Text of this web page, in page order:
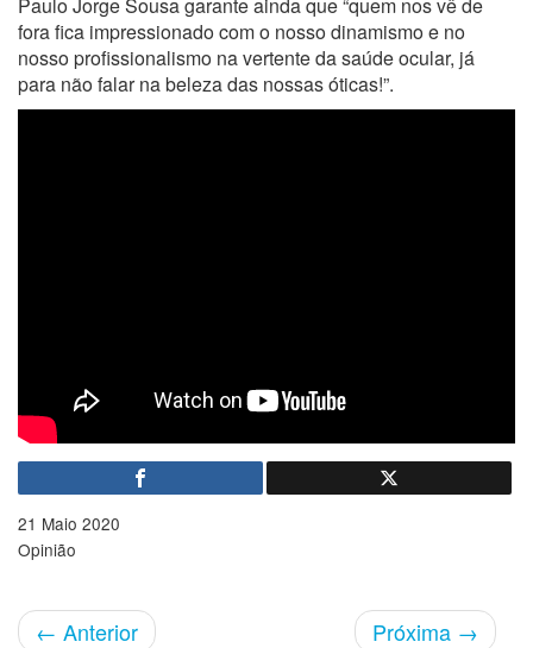
fora fica impressionado com o nosso dinamismo e no
nosso profissionalismo na vertente da saúde ocular, já
para não falar na beleza das nossas óticas!”.
21 Maio 2020
Opinião
← Anterior Próxima →